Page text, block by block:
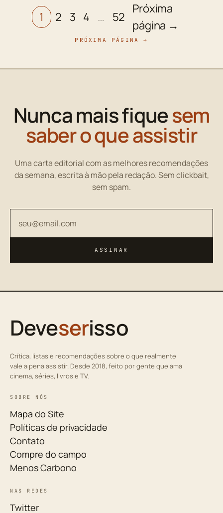
1 2 3 4 … 52
Próxima
página →
PRÓXIMA PÁGINA →
Nunca mais fiquesem
saber o que assistir
Uma carta editorial com as melhores recomendações
da semana, escrita à mão pela redação. Sem clickbait,
sem spam.
ASSINAR
Deveserisso
Crítica, listas e recomendações sobre o que realmente
vale a pena assistir. Desde 2018, feito por gente que ama
cinema, séries, livros e TV.
SOBRE NÓS
Mapa do Site
Políticas de privacidade
Contato
Compre do campo
Menos Carbono
NAS REDES
Twitter